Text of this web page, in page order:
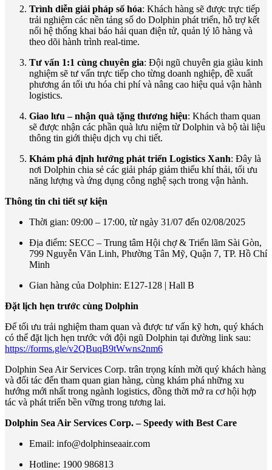
Trình diễn giải pháp số hóa: Khách hàng sẽ được trực tiếp
trải nghiệm các nền tảng số do Dolphin phát triển, hỗ trợ kết
nối hệ thống khai báo hải quan điện tử, quản lý lô hàng và
theo dõi hành trình real-time.
Tư vấn 1:1 cùng chuyên gia: Đội ngũ chuyên gia giàu kinh
nghiệm sẽ tư vấn trực tiếp cho từng doanh nghiệp, đề xuất
phương án tối ưu hóa chi phí và nâng cao hiệu quả vận hành
logistics.
Giao lưu – nhận quà tặng thương hiệu: Khách tham quan
sẽ được nhận các phần quà lưu niệm từ Dolphin và bộ tài liệu
thông tin giới thiệu dịch vụ chi tiết.
Khám phá định hướng phát triển Logistics Xanh: Đây là
nơi Dolphin chia sẻ các giải pháp giảm thiểu khí thải, tối ưu
năng lượng và ứng dụng công nghệ sạch trong vận hành.
Thông tin chi tiết sự kiện
Thời gian: 09:00 – 17:00, từ ngày 31/07 đến 02/08/2025
Địa điểm: SECC – Trung tâm Hội chợ & Triển lãm Sài Gòn,
799 Nguyễn Văn Linh, Phường Tân Mỹ, Quận 7, TP. Hồ Chí
Minh
Gian hàng của Dolphin: E127-128 | Hall B
Đặt lịch hẹn trước cùng Dolphin
Để tối ưu trải nghiệm tham quan và được tư vấn kỹ hơn, quý khách
có thể đặt lịch hẹn trước với đội ngũ Dolphin tại đường link sau:
https://forms.gle/v2QBuqB9tWwns2nm6
Dolphin Sea Air Services Corp. trân trọng kính mời quý khách hàng
và đối tác đến tham quan gian hàng, cùng khám phá những xu
hướng mới nhất trong ngành logistics, đồng thời mở ra cơ hội hợp
tác và phát triển bền vững trong tương lai.
Dolphin Sea Air Services Corp. – Speedy with Best Care
Email: info@dolphinseaair.com
Hotline: 1900 986813